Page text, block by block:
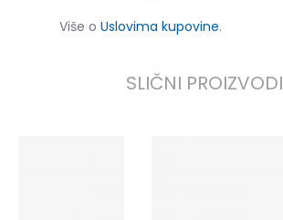
Više o Uslovima kupovine.
SLIČNI PROIZVODI